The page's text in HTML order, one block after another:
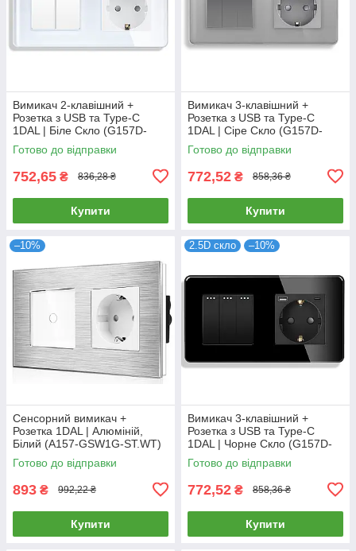
Вимикач 2-клавішний +
Розетка з USB та Type-C
1DAL | Біле Скло (G157D-
PSW2G-STUTC.WT)
Готово до відправки
752,65 ₴ 836,28 ₴
Купити
Вимикач 3-клавішний +
Розетка з USB та Type-C
1DAL | Сіре Скло (G157D-
PSW3G-STUTC.GR)
Готово до відправки
772,52 ₴ 858,36 ₴
Купити
–10%
Сенсорний вимикач +
Розетка 1DAL | Алюміній,
Білий (A157-GSW1G-ST.WT)
Готово до відправки
893 ₴ 992,22 ₴
Купити
2.5D скло –10%
Вимикач 3-клавішний +
Розетка з USB та Type-C
1DAL | Чорне Скло (G157D-
PSW3G-STUTC.BL)
Готово до відправки
772,52 ₴ 858,36 ₴
Купити